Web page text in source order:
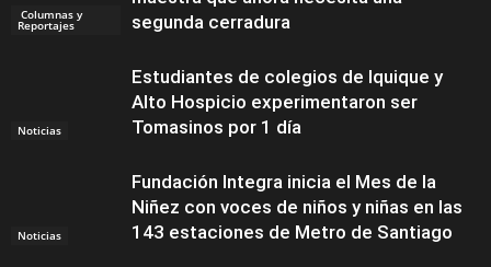
Columnas y
Reportajes
segunda cerradura
Noticias
Estudiantes de colegios de Iquique y
Alto Hospicio experimentaron ser
Tomasinos por 1 día
Noticias
Fundación Integra inicia el Mes de la
Niñez con voces de niños y niñas en las
143 estaciones de Metro de Santiago